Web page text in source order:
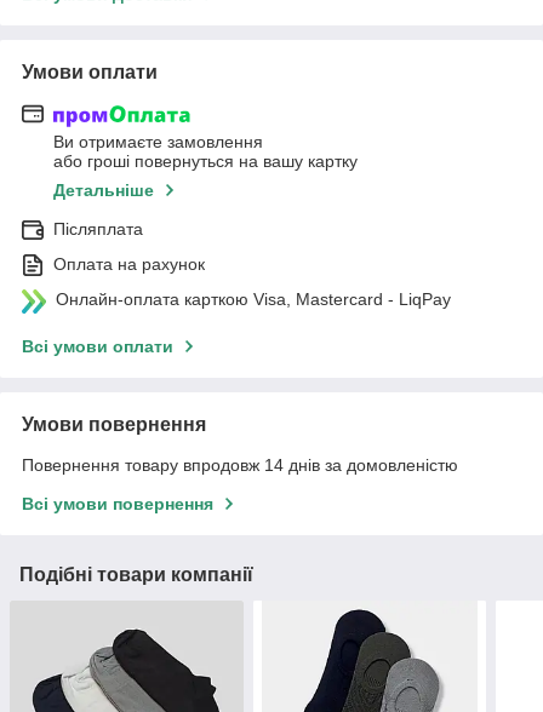
Умови оплати
Ви отримаєте замовлення
або гроші повернуться на вашу картку
Детальніше
Післяплата
Оплата на рахунок
Онлайн-оплата карткою Visa, Mastercard - LiqPay
Всі умови оплати
Умови повернення
Повернення товару впродовж 14 днів за домовленістю
Всі умови повернення
Подібні товари компанії